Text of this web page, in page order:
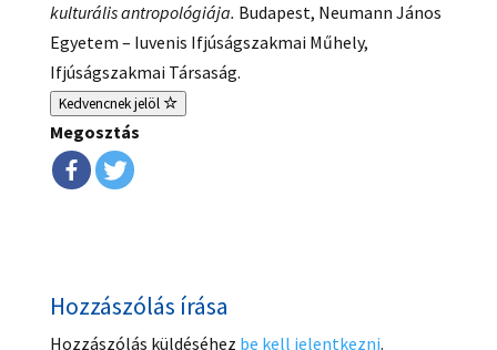
kulturális antropológiája. Budapest, Neumann János
Egyetem – Iuvenis Ifjúságszakmai Műhely,
Ifjúságszakmai Társaság.
Kedvencnek jelöl
Megosztás
Hozzászólás írása
Hozzászólás küldéséhez be kell jelentkezni.